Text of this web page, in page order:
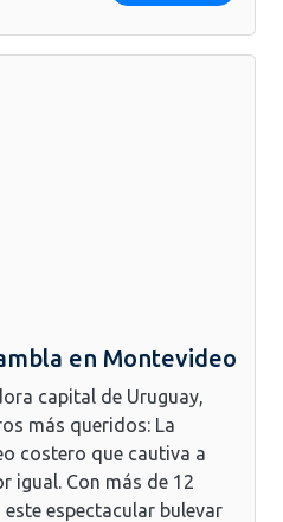
en Montevideo
capital de Uruguay,
más queridos: La
costero que cautiva a
igual. Con más de 12
espectacular bulevar